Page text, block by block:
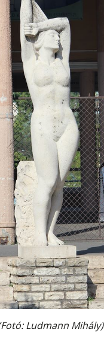
Ludmann Mihály)